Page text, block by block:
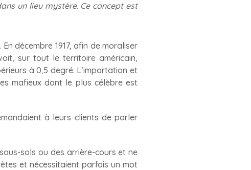
un lieu mystère. Ce concept est
décembre 1917, afin de moraliser
sur tout le territoire américain,
à 0,5 degré. L’importation et
mafieux dont le plus célèbre est
à leurs clients de parler
sols ou des arrière-cours et ne
et nécessitaient parfois un mot